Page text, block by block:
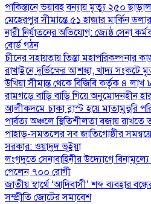
পাকিস্তানে ভয়াবহ বন্যায় মৃত্যু ২৫০ ছাড়াল
মেহেরপুর সীমান্তে ৫১ হাজার মার্কিন
নারী নির্যাতনের অভিযোগ: জ্যেষ্ঠ সেনা
বোর্ড গঠন
চীনের সহায়তায় তিস্তা মহাপরিকল্পনার
রাখাইনে দুর্ভিক্ষের আশঙ্কা, খাদ্য সংকটে
উখিয়া সীমান্ত থেকে বিজিবি কর্তৃক ৪ লাখ
রামগড়ে বাড়ি বাড়ি গিয়ে অনুমোদনহীন
আলীকদমে চাকা ব্লাস্ট হয়ে মাতামুহুরি
পার্বত্য অঞ্চলে স্থিতিশীলতা বজায় রাখতে
পাহাড়-সমতলের সব জাতিগোষ্ঠীর
সরকার: ওয়াদুদ ভূইয়া
লংগদুতে সেনাবাহিনীর উদ্যোগে
পেলেন ৭০০ রোগী
জাতীয় স্বার্থে ‘আদিবাসী’ শব্দ ব্যবহার
সম্প্রীতি জোটের সমাবেশ